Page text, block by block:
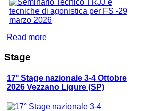
Read more
Stage
17° Stage nazionale 3-4 Ottobre
2026 Vezzano Ligure (SP)